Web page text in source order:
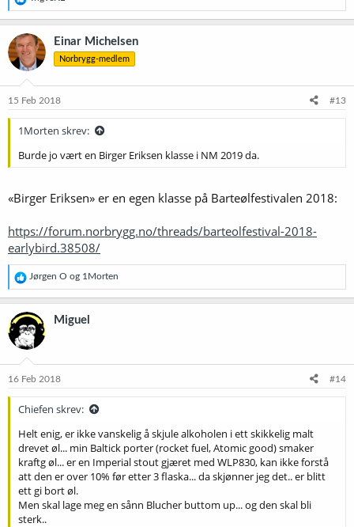
e
a
k
s
j
o
e
Einar Michelsen
Norbrygg-medlem
15 Feb 2018 #13
1Morten skrev:
Burde jo vært en Birger Eriksen klasse i NM 2019 da.
«Birger Eriksen» er en egen klasse på Barteølfestivalen 2018:
https://forum.norbrygg.no/threads/barteolfestival-2018-
earlybird.38508/
R
e
a
k
s
o
e
Jørgen O og 1Morten
Miguel
16 Feb 2018 #14
Chiefen skrev:
Helt enig, er ikke vanskelig å skjule alkoholen i ett skikkelig malt
drevet øl... min Baltick porter (rocket fuel, Atomic good) smaker
kraftg øl... er en Imperial stout gjæret med WLP830, kan ikke forstå
att den er over 10% før etter 3 flaska... da skjønner jeg det.. er blitt
ett gi bort øl.
Men skal lage meg en sånn Blucher buttom up... og den skal bli
sterk..